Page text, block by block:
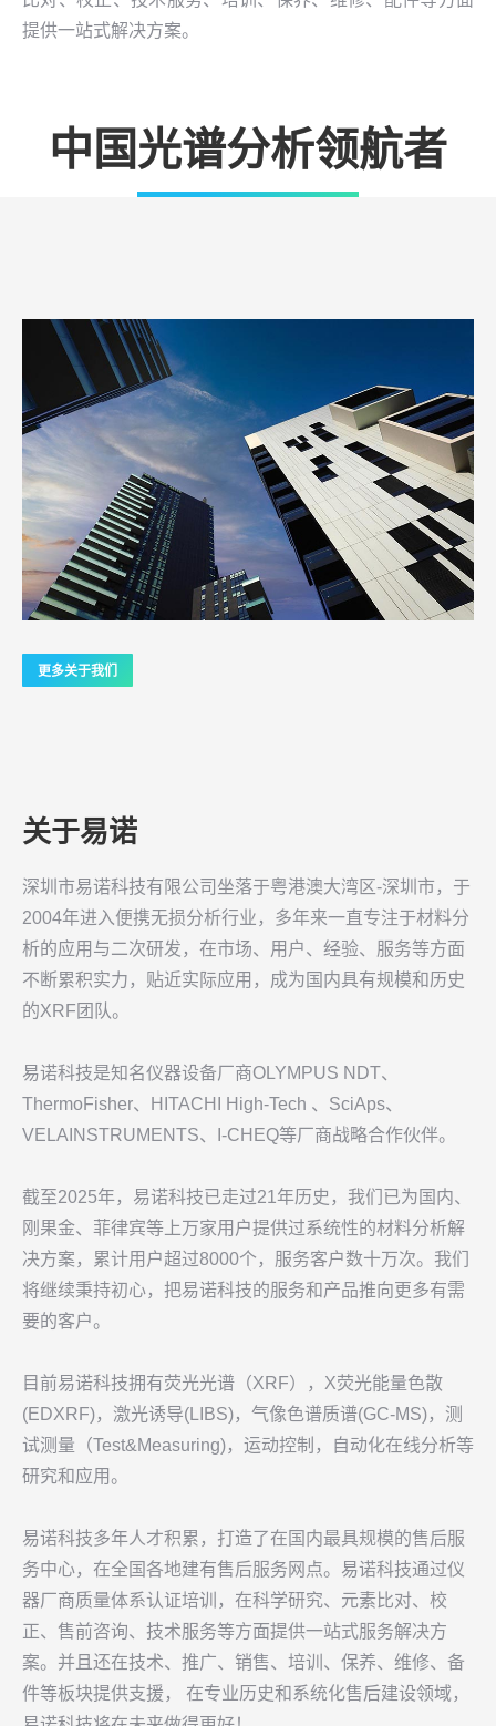
提供一站式解决方案。
中国光谱分析领航者
更多关于我们
关于易诺
深圳市易诺科技有限公司坐落于粤港澳大湾区-深圳市，于
2004年进入便携无损分析行业，多年来一直专注于材料分
析的应用与二次研发，在市场、用户、经验、服务等方面
不断累积实力，贴近实际应用，成为国内具有规模和历史
的XRF团队。
易诺科技是知名仪器设备厂商OLYMPUS NDT、
ThermoFisher、HITACHI High-Tech 、SciAps、
VELAINSTRUMENTS、I-CHEQ等厂商战略合作伙伴。
截至2025年，易诺科技已走过21年历史，我们已为国内、
刚果金、菲律宾等上万家用户提供过系统性的材料分析解
决方案，累计用户超过8000个，服务客户数十万次。我们
将继续秉持初心，把易诺科技的服务和产品推向更多有需
要的客户。
目前易诺科技拥有荧光光谱（XRF），X荧光能量色散
(EDXRF)，激光诱导(LIBS)，气像色谱质谱(GC-MS)，测
试测量（Test&Measuring)，运动控制，自动化在线分析等
研究和应用。
易诺科技多年人才积累，打造了在国内最具规模的售后服
务中心，在全国各地建有售后服务网点。易诺科技通过仪
器厂商质量体系认证培训，在科学研究、元素比对、校
正、售前咨询、技术服务等方面提供一站式服务解决方
案。并且还在技术、推广、销售、培训、保养、维修、备
件等板块提供支援， 在专业历史和系统化售后建设领域，